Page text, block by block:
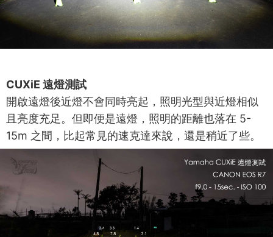
CUXiE 遠燈測試
開啟遠燈後近燈不會同時亮起，照明光型與近燈相似
且亮度充足。但即便是遠燈，照明的距離也落在 5-
15m 之間，比起常見的速克達來說，還是稍近了些。